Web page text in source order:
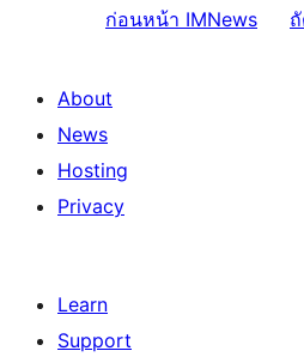
ก่อนหน้า IMNews
About
News
Hosting
Privacy
Learn
Support